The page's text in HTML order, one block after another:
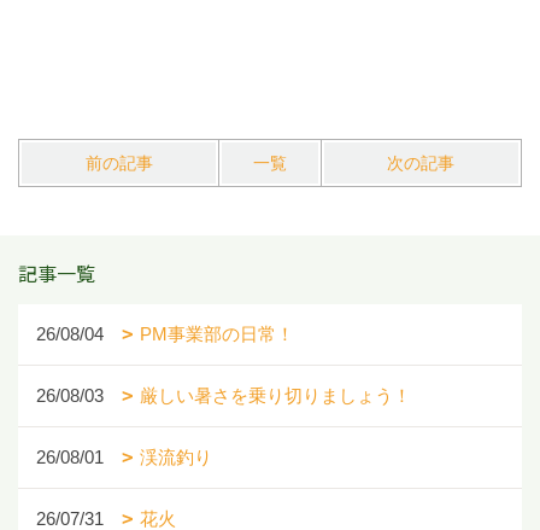
前の記事 一覧 次の記事
記事一覧
26/08/04 PM事業部の日常！
26/08/03 厳しい暑さを乗り切りましょう！
26/08/01 渓流釣り
26/07/31 花火